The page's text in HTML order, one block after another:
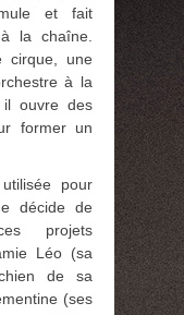
et fait
la chaîne.
cirque, une
à la
il ouvre des
former un
pour
décide de
projets
Léo (sa
de sa
(ses